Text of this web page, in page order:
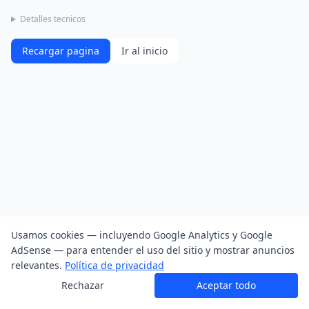
Detalles tecnicos
Recargar pagina Ir al inicio
Usamos cookies — incluyendo Google Analytics y Google
AdSense — para entender el uso del sitio y mostrar anuncios
relevantes. Política de privacidad
Rechazar
Aceptar todo